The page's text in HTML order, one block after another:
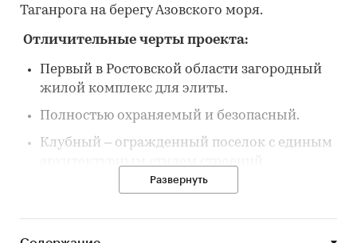
Таганрога на берегу Азовского моря.
Отличительные черты проекта:
Первый в Ростовской области загородный
жилой комплекс для элиты.
Полностью охраняемый и безопасный.
Клубный – огражденный поселок с единым
На территории поселка располагается
Развернуть